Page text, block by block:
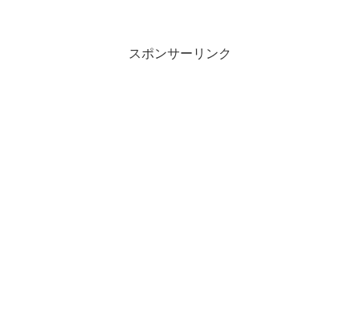
スポンサーリンク